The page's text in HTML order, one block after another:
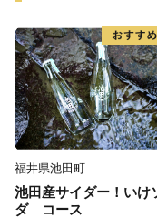
福井県池田町
池田産サイダー！いけ
ダ コース